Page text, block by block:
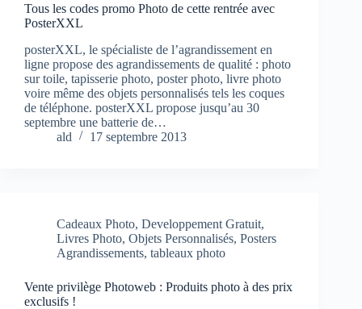
Tous les codes promo Photo de cette rentrée avec
PosterXXL
posterXXL, le spécialiste de l’agrandissement en
ligne propose des agrandissements de qualité : photo
sur toile, tapisserie photo, poster photo, livre photo
voire même des objets personnalisés tels les coques
de téléphone. posterXXL propose jusqu’au 30
septembre une batterie de…
ald
17 septembre 2013
Cadeaux Photo, Developpement Gratuit,
Livres Photo, Objets Personnalisés, Posters
Agrandissements, tableaux photo
Vente privilège Photoweb : Produits photo à des prix
exclusifs !